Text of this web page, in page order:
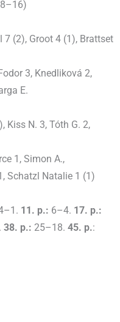
7 (2), Groot 4 (1), Brattset
3, Knedliková 2,
E.
Kiss N. 3, Tóth G. 2,
1, Simon A.,
Schatzl Natalie 1 (1)
11. p.: 6–4. 17. p.:
38. p.: 25–18. 45. p.: